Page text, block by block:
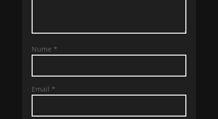
Nume *
Email *